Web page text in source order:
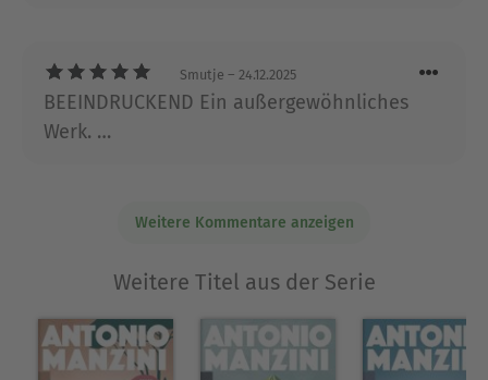
Smutje – 24.12.2025
BEEINDRUCKEND Ein außergewöhnliches
Werk. …
Weitere Kommentare anzeigen
Weitere Titel aus der Serie